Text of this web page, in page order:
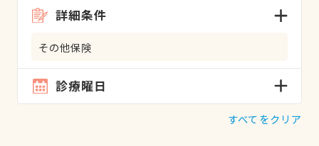
詳細条件
その他保険
診療曜日
すべてをクリア